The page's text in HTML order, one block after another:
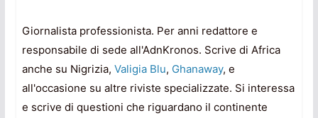
Giornalista professionista. Per anni redattore e
responsabile di sede all'AdnKronos. Scrive di Africa
anche su Nigrizia, Valigia Blu, Ghanaway, e
all'occasione su altre riviste specializzate. Si interessa
e scrive di questioni che riguardano il continente